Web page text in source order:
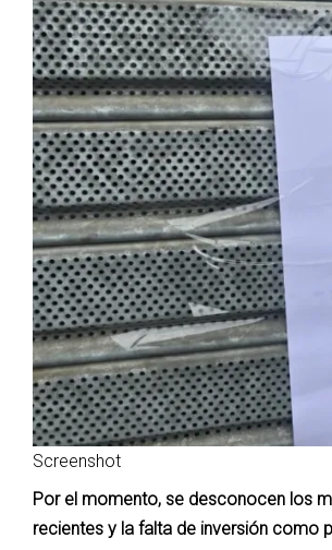
Screenshot
Por el momento, se desconocen los
recientes y la falta de inversión como